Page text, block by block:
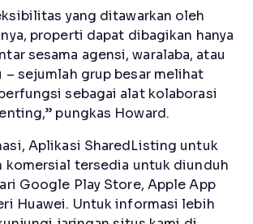
yang ditawarkan oleh
properti dapat dibagikan hanya
sesama agensi, waralaba, atau
sejumlah grup besar melihat
sebagai alat kolaborasi
pungkas Howard.
Aplikasi SharedListing untuk
komersial tersedia untuk diunduh
Google Play Store, Apple App
Huawei. Untuk informasi lebih